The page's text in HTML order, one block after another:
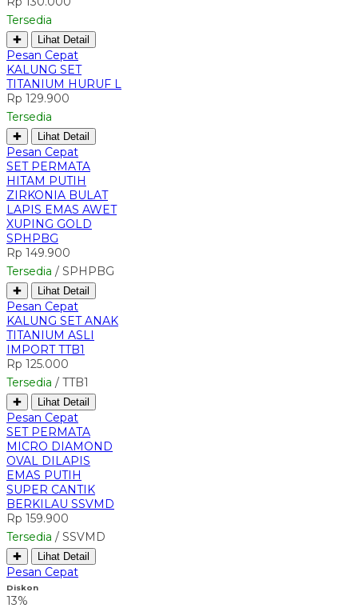
Tersedia
✚ Lihat Detail
Pesan Cepat
KALUNG SET
TITANIUM HURUF L
Rp 129.900
Tersedia
✚ Lihat Detail
Pesan Cepat
SET PERMATA
HITAM PUTIH
ZIRKONIA BULAT
LAPIS EMAS AWET
XUPING GOLD
SPHPBG
Rp 149.900
Tersedia / SPHPBG
✚ Lihat Detail
Pesan Cepat
KALUNG SET ANAK
TITANIUM ASLI
IMPORT TTB1
Rp 125.000
Tersedia / TTB1
✚ Lihat Detail
Pesan Cepat
SET PERMATA
MICRO DIAMOND
OVAL DILAPIS
EMAS PUTIH
SUPER CANTIK
BERKILAU SSVMD
Rp 159.900
Tersedia / SSVMD
✚ Lihat Detail
Pesan Cepat
Diskon
13%